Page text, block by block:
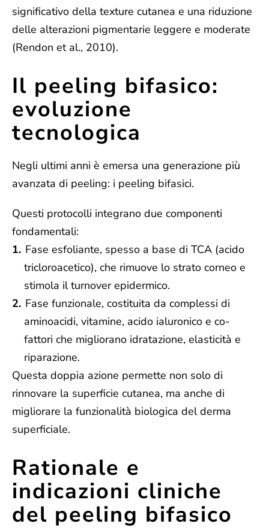
significativo della texture cutanea e una riduzione
delle alterazioni pigmentarie leggere e moderate
(Rendon et al., 2010).
Il peeling bifasico:
evoluzione
tecnologica
Negli ultimi anni è emersa una generazione più
avanzata di peeling: i peeling bifasici.
Questi protocolli integrano due componenti
fondamentali:
Fase esfoliante, spesso a base di TCA (acido
tricloroacetico), che rimuove lo strato corneo e
stimola il turnover epidermico.
Fase funzionale, costituita da complessi di
aminoacidi, vitamine, acido ialuronico e co-
fattori che migliorano idratazione, elasticità e
riparazione.
Questa doppia azione permette non solo di
rinnovare la superficie cutanea, ma anche di
migliorare la funzionalità biologica del derma
superficiale.
Rationale e
indicazioni cliniche
del peeling bifasico